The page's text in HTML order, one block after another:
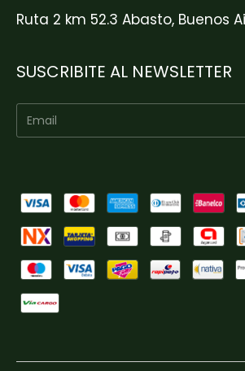
Ruta 2 km 52.3 Abasto, Buenos
SUSCRIBITE AL NEWSLETTER